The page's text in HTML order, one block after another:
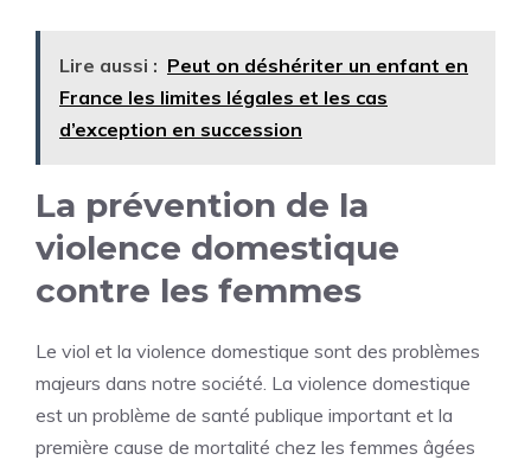
Lire aussi : Peut on déshériter un enfant en
France les limites légales et les cas
d’exception en succession
La prévention de la
violence domestique
contre les femmes
Le viol et la violence domestique sont des problèmes
majeurs dans notre société. La violence domestique
est un problème de santé publique important et la
première cause de mortalité chez les femmes âgées